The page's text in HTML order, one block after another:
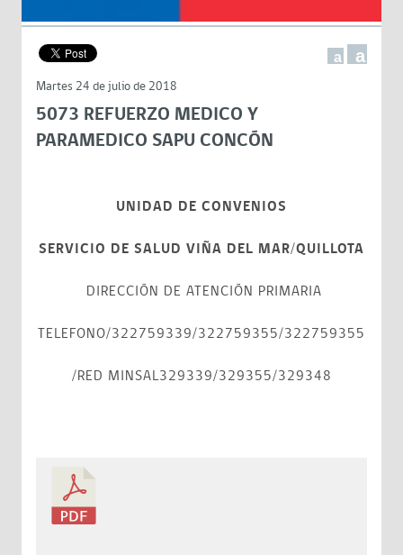
a a
Martes 24 de julio de 2018
5073 REFUERZO MEDICO Y
PARAMEDICO SAPU CONCÓN
UNIDAD DE CONVENIOS
SERVICIO DE SALUD VIÑA DEL MAR/QUILLOTA
DIRECCIÓN DE ATENCIÓN PRIMARIA
TELEFONO/322759339/322759355/322759355
/RED MINSAL329339/329355/329348